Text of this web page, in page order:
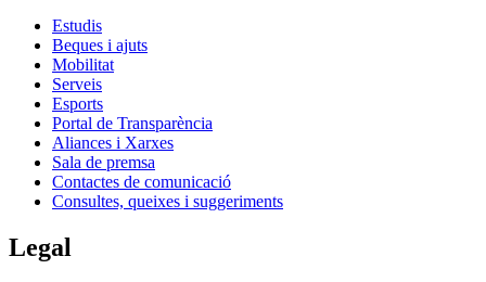
Estudis
Beques i ajuts
Mobilitat
Serveis
Esports
Portal de Transparència
Aliances i Xarxes
Sala de premsa
Contactes de comunicació
Consultes, queixes i suggeriments
Legal